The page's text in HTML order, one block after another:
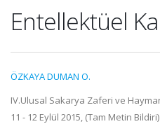
Entellektüel
ÖZKAYA DUMAN O.
IV.Ulusal Sakarya Zaferi ve
11 - 12 Eylül 2015, (Tam Metin Bildiri)